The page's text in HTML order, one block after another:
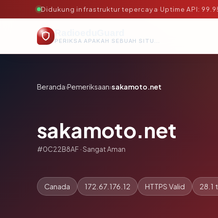
Didukung infrastruktur tepercaya·Uptime API:
PERIKSA APAKAH SEBUAH SITUS AMAN, TEPERCAYA, DAN TERVERIFIKASI DALAM HITUNGAN DETIK.
Beranda›Pemeriksaan›sakamoto.net
sakamoto.net
#0C22B8AF · Sangat Aman
Canada 172.67.176.12 HTTPS Valid 28.1